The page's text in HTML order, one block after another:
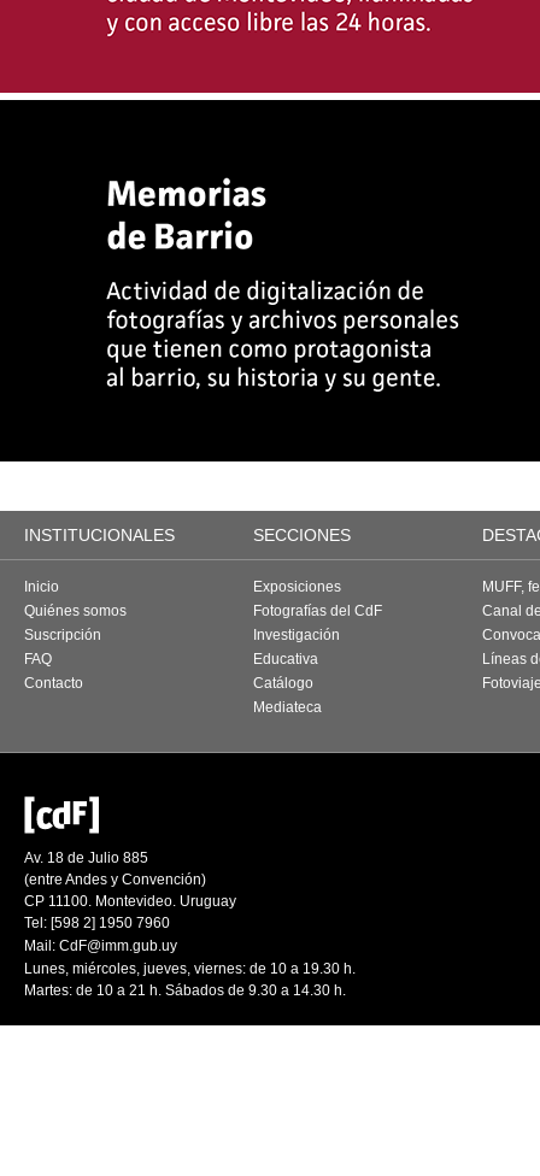
INSTITUCIONALES SECCIONES
Inicio
Quiénes somos
Suscripción
FAQ
Contacto
Exposiciones
Fotografías del CdF
Investigación
Educativa
Catálogo
Mediateca
MUFF,
Canal
Líneas
Av. 18 de Julio 885
(entre Andes y Convención)
CP 11100. Montevideo. Uruguay
Tel: [598 2] 1950 7960
Mail: CdF@imm.gub.uy
Lunes, miércoles, jueves, viernes: de 10 a 19.30 h.
Martes: de 10 a 21 h. Sábados de 9.30 a 14.30 h.